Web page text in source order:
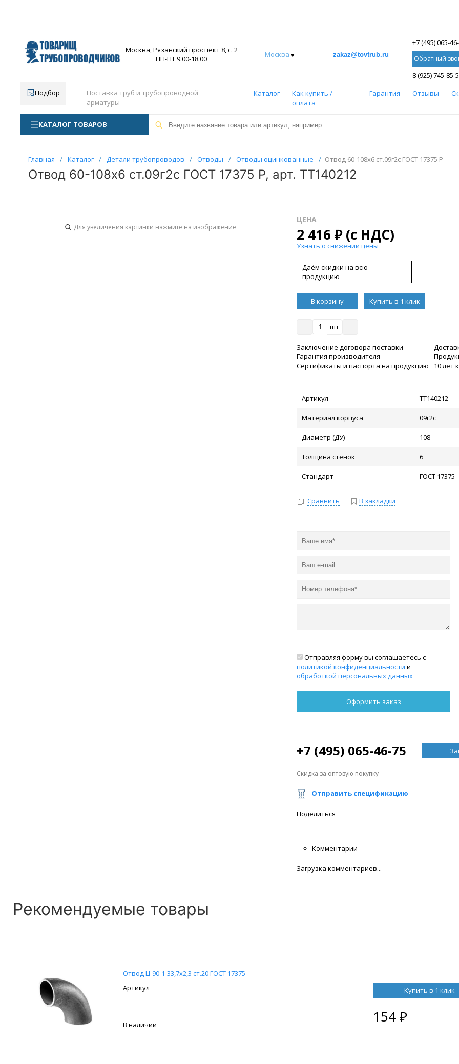
Москва, Рязанский проспект 8, с. 2
ПН-ПТ 9.00-18.00
Москва ▾ zakaz@tovtrub.ru
+7 (495) 065-
Обратный
8 (925) 745-85-
Подбор
Поставка труб и трубопроводной
арматуры
Каталог
Как купить /
оплата
Гарантия Отзывы
КАТАЛОГ ТОВАРОВ
Главная / Каталог / Детали трубопроводов / Отводы / Отводы оцинкованные / Отвод 60-108х6 ст.09г2с ГОСТ 17375 Р
Отвод 60-108х6 ст.09г2с ГОСТ 17375 Р, арт. ТТ140212
Для увеличения картинки нажмите на изображение
ЦЕНА
2 416₽(с НДС)
Узнать о снижении цены
Даём скидки на всю
продукцию
В корзину Купить в 1 клик
шт
Заключение договора поставки
Гарантия производителя
Сертификаты и паспорта на продукцию
10 лет
Артикул ТТ140212
Материал корпуса 09г2с
Диаметр (ДУ) 108
Толщина стенок 6
Стандарт ГОСТ 17375
Сравнить В закладки
Отправляя форму вы соглашаетесь с
политикой конфиденциальности и
обработкой персональных данных
+7 (495) 065-46-75
Скидка за оптовую покупку
Отправить спецификацию
Поделиться
Комментарии
Загрузка комментариев...
Рекомендуемые товары
Отвод Ц-90-1-33,7х2,3 ст.20 ГОСТ 17375
В наличии
Купить в 1 клик
154₽